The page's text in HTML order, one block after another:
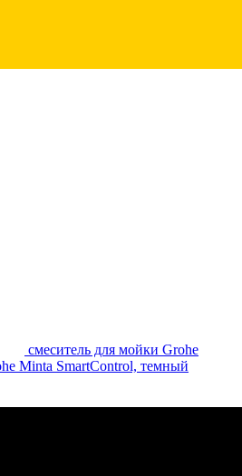
смеситель для мойки Grohe
Minta SmartControl, темный